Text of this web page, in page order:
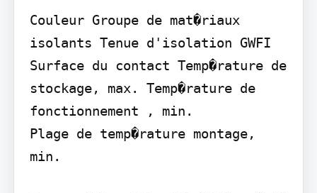
Couleur Groupe de mat�riaux
isolants Tenue d'isolation GWFI
Surface du contact Temp�rature de
stockage, max. Temp�rature de
fonctionnement , min.
Plage de temp�rature montage,
min.